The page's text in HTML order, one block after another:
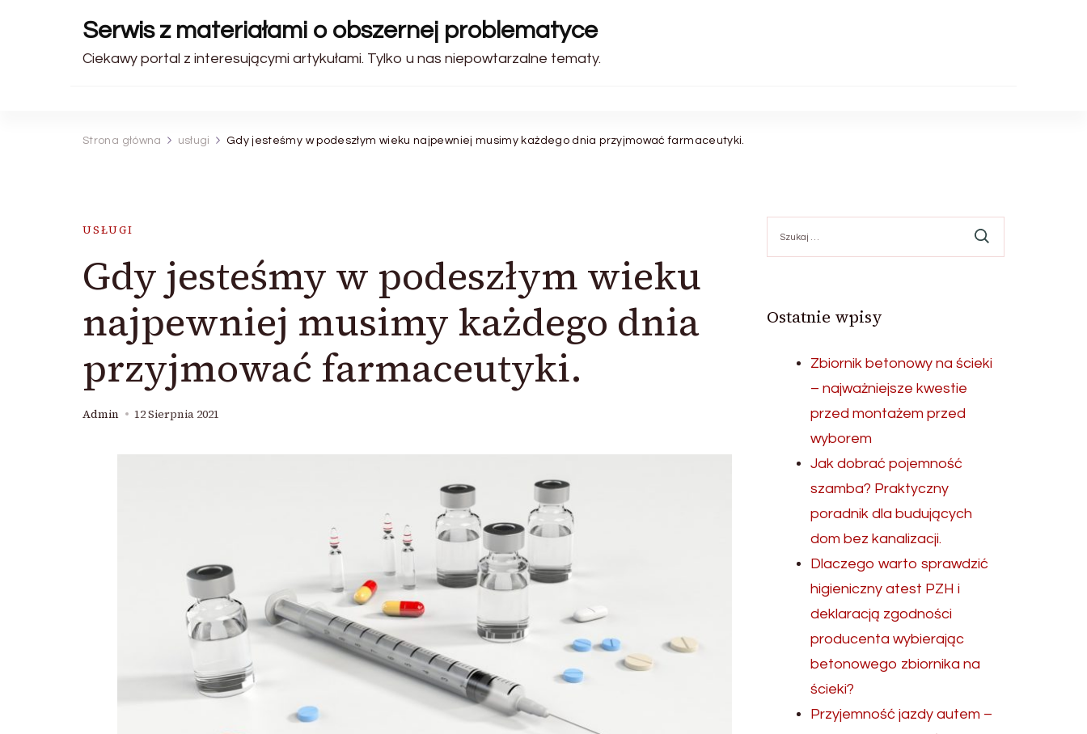
Serwis z materiałami o obszernej problematyce
Ciekawy portal z interesującymi artykułami. Tylko u nas niepowtarzalne tematy.
Strona główna usługi Gdy jesteśmy w podeszłym wieku najpewniej musimy każdego dnia przyjmować farmaceutyki.
USŁUGI
Gdy jesteśmy w podeszłym wieku
najpewniej musimy każdego dnia
przyjmować farmaceutyki.
Admin 12 Sierpnia 2021
Ostatnie wpisy
Zbiornik betonowy na ścieki
– najważniejsze kwestie
przed montażem przed
wyborem
Jak dobrać pojemność
szamba? Praktyczny
poradnik dla budujących
dom bez kanalizacji.
Dlaczego warto sprawdzić
higieniczny atest PZH i
deklaracją zgodności
producenta wybierając
betonowego zbiornika na
ścieki?
Przyjemność jazdy autem –